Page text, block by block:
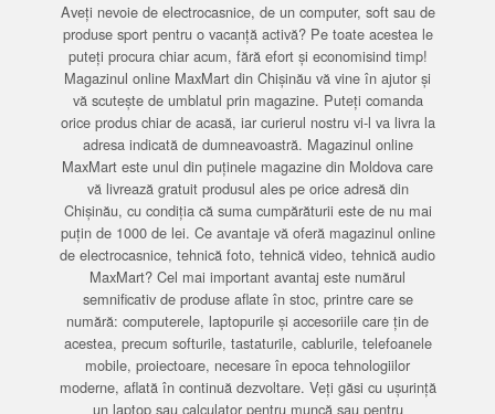
Aveți nevoie de electrocasnice, de un computer, soft sau de
produse sport pentru o vacanță activă? Pe toate acestea le
puteți procura chiar acum, fără efort și economisind timp!
Magazinul online MaxMart din Chișinău vă vine în ajutor și
vă scutește de umblatul prin magazine. Puteți comanda
orice produs chiar de acasă, iar curierul nostru vi-l va livra la
adresa indicată de dumneavoastră. Magazinul online
MaxMart este unul din puținele magazine din Moldova care
vă livrează gratuit produsul ales pe orice adresă din
Chișinău, cu condiția că suma cumpărăturii este de nu mai
puțin de 1000 de lei. Ce avantaje vă oferă magazinul online
de electrocasnice, tehnică foto, tehnică video, tehnică audio
MaxMart? Cel mai important avantaj este numărul
semnificativ de produse aflate în stoc, printre care se
numără: computerele, laptopurile și accesoriile care țin de
acestea, precum softurile, tastaturile, cablurile, telefoanele
mobile, proiectoare, necesare în epoca tehnologiilor
moderne, aflată în continuă dezvoltare. Veți găsi cu ușurință
un laptop sau calculator pentru muncă sau pentru